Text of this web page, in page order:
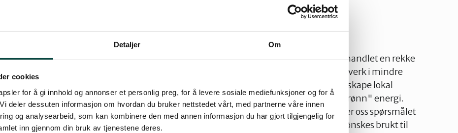
Detaljer Om
cookies
for å gi innhold og annonser et personlig preg, for å levere sosiale mediefunksjoner og for å
deler dessuten informasjon om hvordan du bruker nettstedet vårt, med partnerne våre innen
og analysearbeid, som kan kombinere den med annen informasjon du har gjort tilgjengelig for
inn gjennom din bruk av tjenestene deres.
Skal alle bekker i Telemark brukes til
kraftproduksjon?
Naturvernforbundet i Telemark har det siste året behandlet en rekke
saker hvor lokale aktører i fylket ønsker å bygge kraftverk i mindre
bekker og elver. Begrunnelsen for ønsket er gjerne å skape lokal
aktivitet og arbeidsplasser, i tillegg til å produsere "grønn" energi.
Dette høres i første omgang fornuftig ut, men vi stiller oss spørsmålet
om hvor dette skal ende. Skal hver eneste bekk som ønskes brukt til